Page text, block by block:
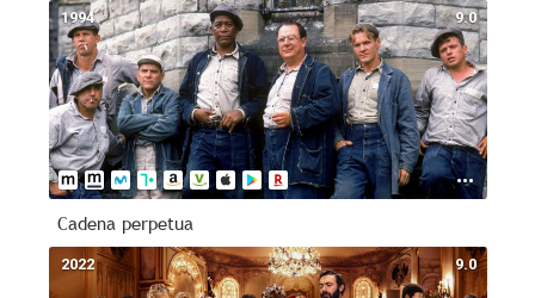
9.0
1994
Cadena perpetua
9.0
2022